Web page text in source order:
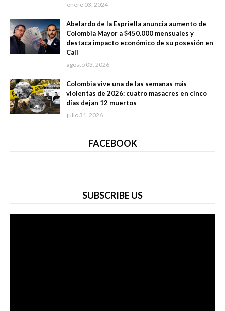
enero 03, 2024
Abelardo de la Espriella anuncia aumento de
Colombia Mayor a $450.000 mensuales y
destaca impacto económico de su posesión en
Cali
agosto 03, 2026
Colombia vive una de las semanas más
violentas de 2026: cuatro masacres en cinco
días dejan 12 muertos
julio 31, 2026
FACEBOOK
SUBSCRIBE US